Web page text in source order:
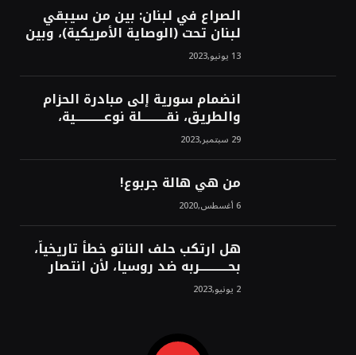
الصراع في لبنان: بين من سيبقي
لبنان تحت (الوصاية الأمريكية)، وبين
من سيخرج لبنان من النفق الغربي!
محمد محسن13 يونيو,2023
انضمام سورية إلى مبادرة الحزام
والطريق، نقــــــــــلة نوعــــــــــــية،
استراتيجية، تاريخية، نهائية، نحو
الشرق!محمد محسن29 سبتمبر,2023
من هي هالة جربوع!
6 أغسطس,2020
هل ارتكب حلف الناتو خطأً تاريخياً،
بحــــــــــــربه ضد روسيا، لأن انتصار
روسيا الحتمي، سيفتت الناتو!محمد
محسن 2 يونيو,2023